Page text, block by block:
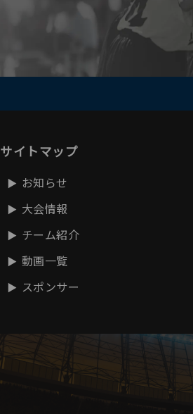
サイトマップ
お知らせ
大会情報
チーム紹介
動画一覧
スポンサー